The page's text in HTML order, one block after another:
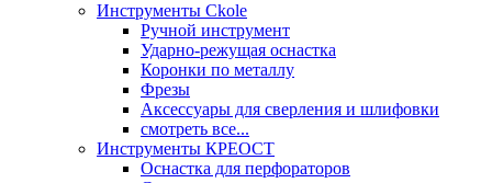
Инструменты Ckole
Ручной инструмент
Ударно‑режущая оснастка
Коронки по металлу
Фрезы
Аксессуары для сверления и шлифовки
смотреть все...
Инструменты КРЕОСТ
Оснастка для перфораторов